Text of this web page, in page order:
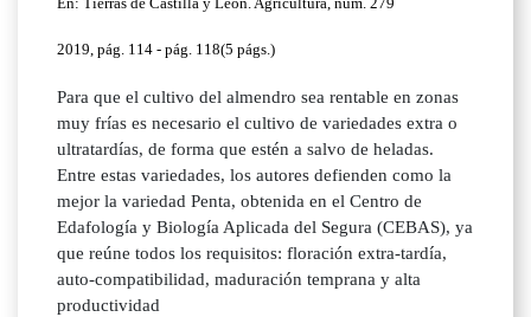
2019, pág. 114 - pág. 118(5 págs.)
Para que el cultivo del almendro sea rentable en zonas
muy frías es necesario el cultivo de variedades extra o
ultratardías, de forma que estén a salvo de heladas.
Entre estas variedades, los autores defienden como la
mejor la variedad Penta, obtenida en el Centro de
Edafología y Biología Aplicada del Segura (CEBAS), ya
que reúne todos los requisitos: floración extra-tardía,
auto-compatibilidad, maduración temprana y alta
productividad